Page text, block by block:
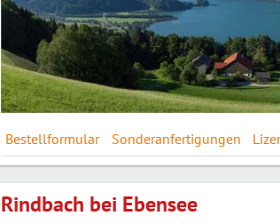
Bestellformular Sonderanfertigungen
Rindbach bei Ebensee